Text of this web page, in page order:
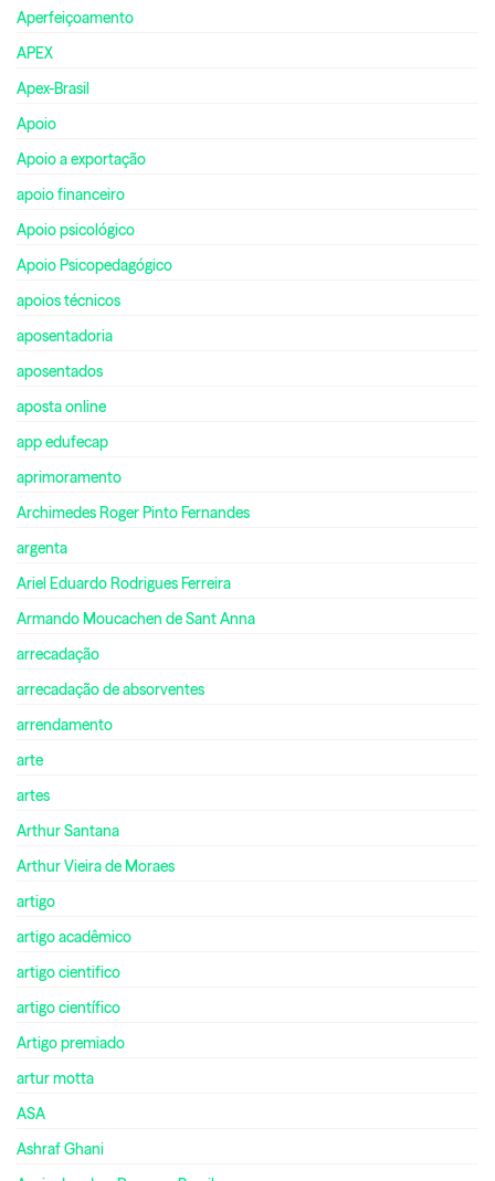
Aperfeiçoamento
APEX
Apex-Brasil
Apoio
Apoio a exportação
apoio financeiro
Apoio psicológico
Apoio Psicopedagógico
apoios técnicos
aposentadoria
aposentados
aposta online
app edufecap
aprimoramento
Archimedes Roger Pinto Fernandes
argenta
Ariel Eduardo Rodrigues Ferreira
Armando Moucachen de Sant Anna
arrecadação
arrecadação de absorventes
arrendamento
arte
artes
Arthur Santana
Arthur Vieira de Moraes
artigo
artigo acadêmico
artigo cientifico
artigo científico
Artigo premiado
artur motta
ASA
Ashraf Ghani